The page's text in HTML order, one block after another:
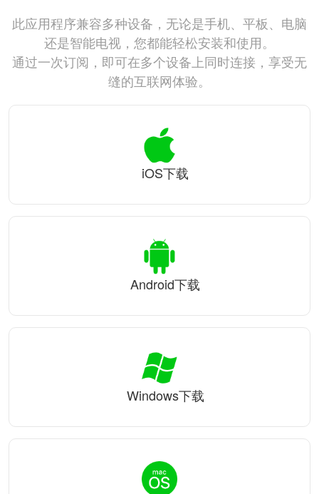
此应用程序兼容多种设备，无论是手机、平板、电脑
还是智能电视，您都能轻松安装和使用。
通过一次订阅，即可在多个设备上同时连接，享受无
缝的互联网体验。
iOS下载
Android下载
Windows下载